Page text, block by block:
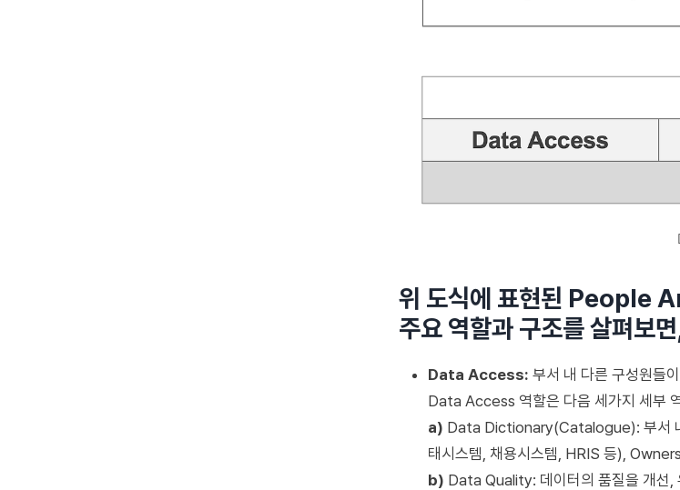
위 도식에 표현된 People
주요 역할과 구조를 살펴보
Data Access: 부서 내 다른 구성원들
Data Access 역할은 다음 세가지 세부
a) Data Dictionary(Catalogue): 부서
태시스템, 채용시스템, HRIS 등),
b) Data Quality: 데이터의 품질을 개선,